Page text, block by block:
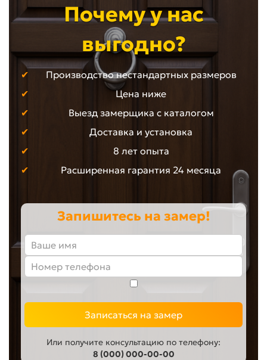
Почему у нас
выгодно?
Производство нестандартных размеров
Цена ниже
Выезд замерщика с каталогом
Доставка и установка
8 лет опыта
Расширенная гарантия 24 месяца
Запишитесь на замер!
Записаться на замер
Или получите консультацию по телефону:
8 (000) 000-00-00